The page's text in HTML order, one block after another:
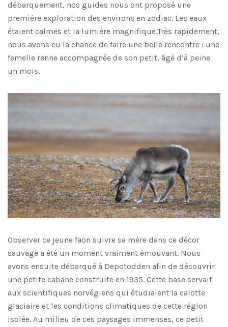
débarquement, nos guides nous ont proposé une
première exploration des environs en zodiac. Les eaux
étaient calmes et la lumière magnifique.Très rapidement,
nous avons eu la chance de faire une belle rencontre : une
femelle renne accompagnée de son petit, âgé d’à peine
un mois.
Observer ce jeune faon suivre sa mère dans ce décor
sauvage a été un moment vraiment émouvant. Nous
avons ensuite débarqué à Depotodden afin de découvrir
une petite cabane construite en 1935. Cette base servait
aux scientifiques norvégiens qui étudiaient la calotte
glaciaire et les conditions climatiques de cette région
isolée. Au milieu de ces paysages immenses, ce petit